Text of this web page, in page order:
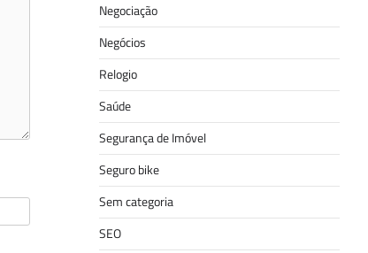
Negociação
Negócios
Relogio
Saúde
Segurança de Imóvel
Seguro bike
Sem categoria
SEO